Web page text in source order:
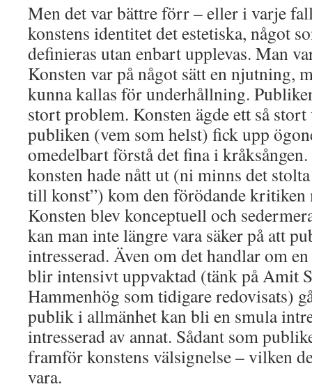
Men det var bättre förr – eller i varje
konstens identitet det estetiska, något
definieras utan enbart upplevas. Man
Konsten var på något sätt en njutning,
kunna kallas för underhållning.
stort problem. Konsten ägde ett så
publiken (vem som helst) fick upp
omedelbart förstå det fina i
konsten hade nått ut (ni minns det
till konst”) kom den förödande kritiken
Konsten blev konceptuell och
kan man inte längre vara säker på att
intresserad. Även om det handlar om
blir intensivt uppvaktad (tänk på Amit
Hammenhög som tidigare redovisats)
publik i allmänhet kan bli en smula
intresserad av annat. Sådant som
framför konstens välsignelse – vilken
vara.